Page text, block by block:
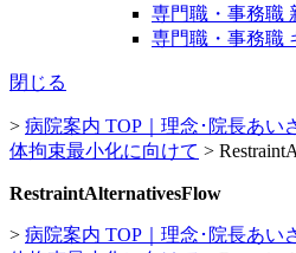
専門職・事務職
専門職・事務職
閉じる
> 病院案内 TOP｜理念･院長あい
体拘束最小化に向けて >
RestraintAlternativesFlow
> 病院案内 TOP｜理念･院長あい